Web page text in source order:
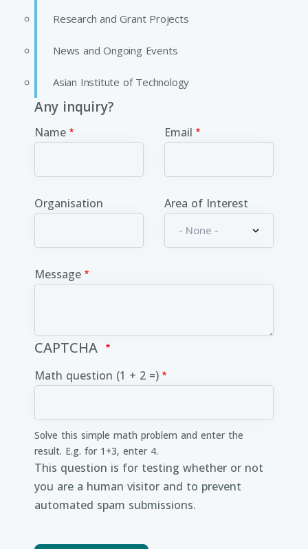
Research and Grant Projects
News and Ongoing Events
Asian Institute of Technology
Any inquiry?
Name Email
Organisation Area of Interest
Message
CAPTCHA
Math question (1 + 2 =)
Solve this simple math problem and enter the
result. E.g. for 1+3, enter 4.
This question is for testing whether or not
you are a human visitor and to prevent
automated spam submissions.